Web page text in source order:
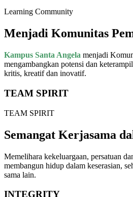
Learning Community
Menjadi Komunitas
Kampus Santa Angela menjadi
mengambangkan potensi dan
kritis, kreatif dan inovatif.
TEAM SPIRIT
TEAM SPIRIT
Semangat Kerjasama
Memelihara kekeluargaan, persatuan
membangun hidup dalam keserasian,
sama lain.
INTEGRITY